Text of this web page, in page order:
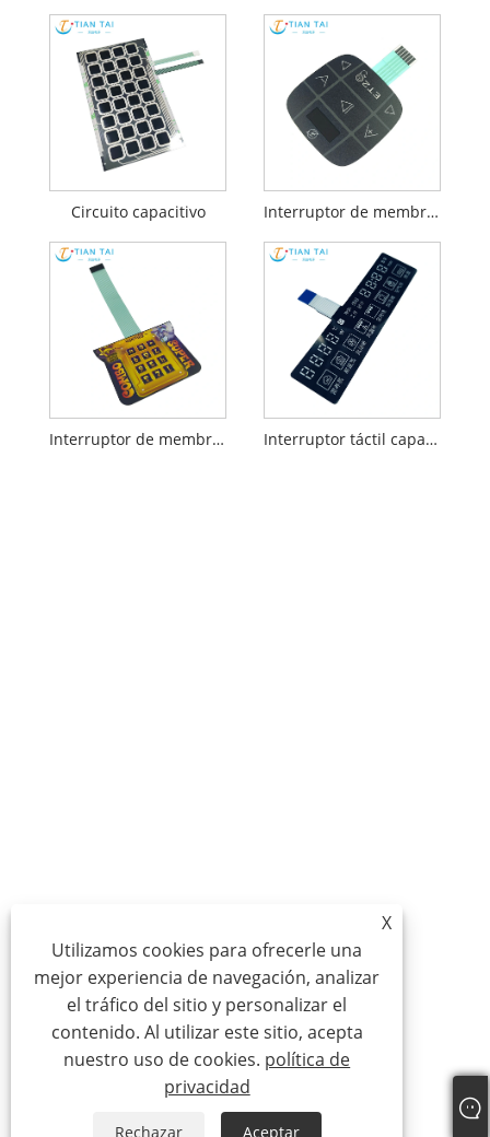
Circuito capacitivo Interruptor de membrana capacitivo
Interruptor de membrana táctil para juguete Interruptor táctil capacitivo con retroiluminación
X
Utilizamos cookies para ofrecerle una
mejor experiencia de navegación, analizar
el tráfico del sitio y personalizar el
contenido. Al utilizar este sitio, acepta
nuestro uso de cookies. política de
privacidad
Rechazar Aceptar